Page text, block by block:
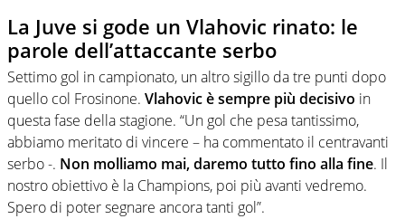
La Juve si gode un Vlahovic rinato: le
parole dell’attaccante serbo
Settimo gol in campionato, un altro sigillo da tre punti dopo
quello col Frosinone. Vlahovic è sempre più decisivo in
questa fase della stagione. “Un gol che pesa tantissimo,
abbiamo meritato di vincere – ha commentato il centravanti
serbo -. Non molliamo mai, daremo tutto fino alla fine. Il
nostro obiettivo è la Champions, poi più avanti vedremo.
Spero di poter segnare ancora tanti gol”.